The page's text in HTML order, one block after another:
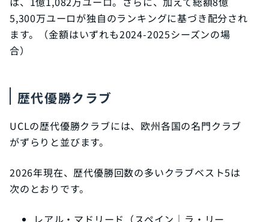
5,300万ユーロが独自のランキングに基づき配分され
ます。（金額はいずれも2024-2025シーズンの場
合）
歴代優勝クラブ
UCLの歴代優勝クラブには、欧州各国の名門クラブ
がずらりと並びます。
2026年現在、歴代優勝回数の多いクラブベスト5は
次のとおりです。
レアル・マドリード（スペイン｜ ラ・リー